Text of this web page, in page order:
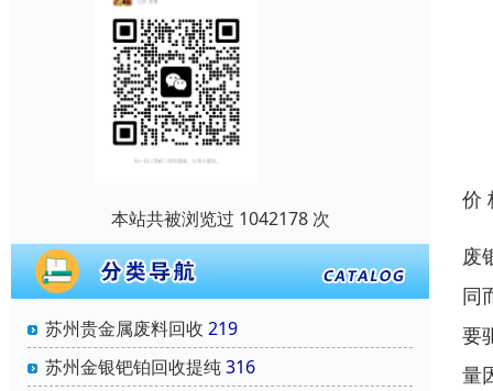
本站共被浏览过 1042178 次
苏州贵金属废料回收 219
苏州金银钯铂回收提纯316
价
废
同
要
量